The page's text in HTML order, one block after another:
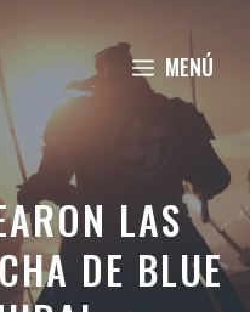
MENÚ
LAS
DE BLUE